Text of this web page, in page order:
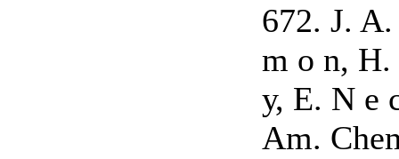
672. J.
m о n, H.
у, Е. N е
Am.